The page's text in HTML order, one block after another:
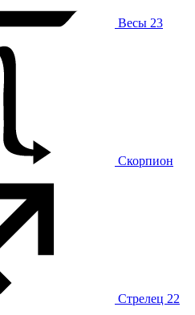
Весы 23
Скорпион
Стрелец 22